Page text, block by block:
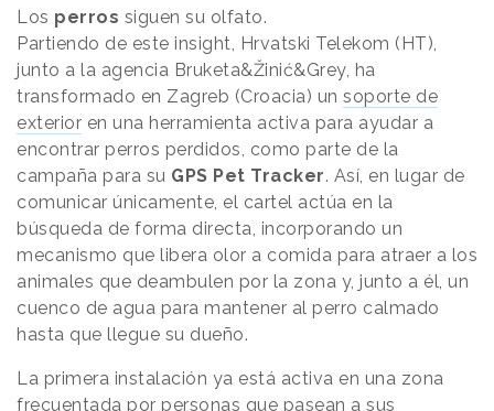
Los perros siguen su olfato.
Partiendo de este insight, Hrvatski Telekom (HT),
junto a la agencia Bruketa&Žinić&Grey, ha
transformado en Zagreb (Croacia) un soporte de
exterior en una herramienta activa para ayudar a
encontrar perros perdidos, como parte de la
campaña para su GPS Pet Tracker. Así, en lugar de
comunicar únicamente, el cartel actúa en la
búsqueda de forma directa, incorporando un
mecanismo que libera olor a comida para atraer a los
animales que deambulen por la zona y, junto a él, un
cuenco de agua para mantener al perro calmado
hasta que llegue su dueño.
La primera instalación ya está activa en una zona
frecuentada por personas que pasean a sus